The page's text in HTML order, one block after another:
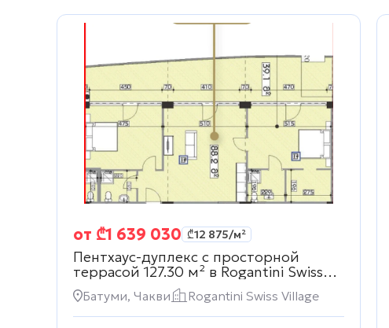
от ₾1 639 030 ₾12 875/м²
Пентхаус-дуплекс с просторной
террасой 127.30 м² в Rogantini Swiss
Village
Батуми, Чакви Rogantini Swiss Village